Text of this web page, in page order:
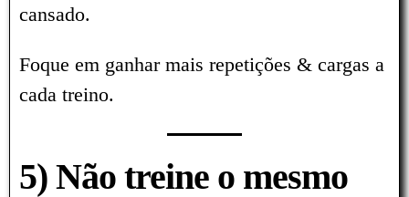
cansado.
Foque em ganhar mais repetições & cargas a
cada treino.
5) Não treine o mesmo